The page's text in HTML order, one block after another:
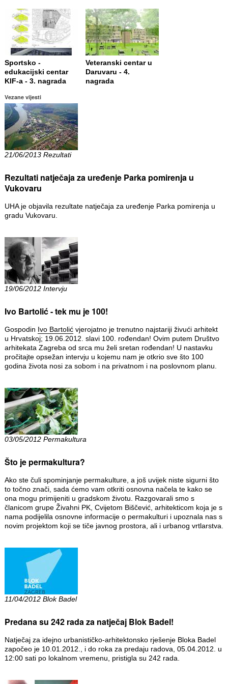
Sportsko -
edukacijski centar
KIF-a - 3. nagrada
Veteranski centar u
Daruvaru - 4.
nagrada
Vezane vijesti
21/06/2013 Rezultati
Rezultati natječaja za uređenje Parka pomirenja u
Vukovaru
UHA je objavila rezultate natječaja za uređenje Parka pomirenja u
gradu Vukovaru.
19/06/2012 Intervju
Ivo Bartolić - tek mu je 100!
Gospodin Ivo Bartolićvjerojatno je trenutno najstariji živući arhitekt
u Hrvatskoj; 19.06.2012. slavi 100. rođendan! Ovim putem Društvo
arhitekata Zagreba od srca mu želi sretan rođendan! U nastavku
pročitajte opsežan intervju u kojemu nam je otkrio sve što 100
godina života nosi za sobom i na privatnom i na poslovnom planu.
03/05/2012 Permakultura
Što je permakultura?
Ako ste čuli spominjanje permakulture, a još uvijek niste sigurni što
to točno znači, sada ćemo vam otkriti osnovna načela te kako se
ona mogu primijeniti u gradskom životu. Razgovarali smo s
članicom grupe Živahni PK, Cvijetom Biščević, arhitekticom koja je s
nama podijelila osnovne informacije o permakulturi i upoznala nas s
novim projektom koji se tiče javnog prostora, ali i urbanog vrtlarstva.
11/04/2012 Blok Badel
Predana su 242 rada za natječaj Blok Badel!
Natječaj za idejno urbanističko-arhitektonsko rješenje Bloka Badel
započeo je 10.01.2012., i do roka za predaju radova, 05.04.2012. u
12:00 sati po lokalnom vremenu, pristigla su 242 rada.